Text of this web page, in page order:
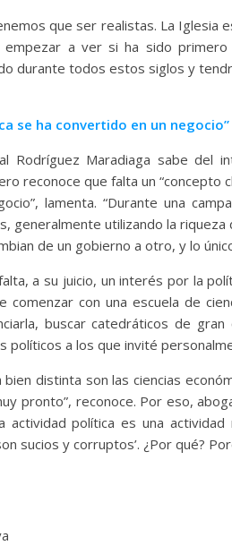
que ser realistas. La Iglesia
empezar a ver si ha sido
durante todos estos siglos y
se ha convertido en un negocio”
Rodríguez Maradiaga sabe del
reconoce que falta un “concepto
lamenta. “Durante una
generalmente utilizando la
de un gobierno a otro, y lo
a su juicio, un interés por la
comenzar con una escuela de
buscar catedráticos de
políticos a los que invité
distinta son las ciencias
pronto”, reconoce. Por eso,
actividad política es una actividad
sucios y corruptos’. ¿Por qué?